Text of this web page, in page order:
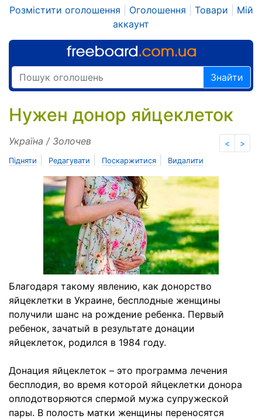
Розмістити оголошення Оголошення Товари
Мій
аккаунт
Знайти
Нужен донор яйцеклеток
< >
Україна / Золочев
Підняти Редагувати Поскаржитися Видалити
Благодаря такому явлению, как донорство
яйцеклетки в Украине, бесплодные женщины
получили шанс на рождение ребенка. Первый
ребенок, зачатый в результате донации
яйцеклеток, родился в 1984 году.
Донация яйцеклеток – это программа лечения
бесплодия, во время которой яйцеклетки донора
оплодотворяются спермой мужа супружеской
пары. В полость матки женщины переносятся